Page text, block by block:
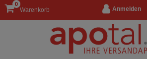
Anmelden
Warenkorb
0